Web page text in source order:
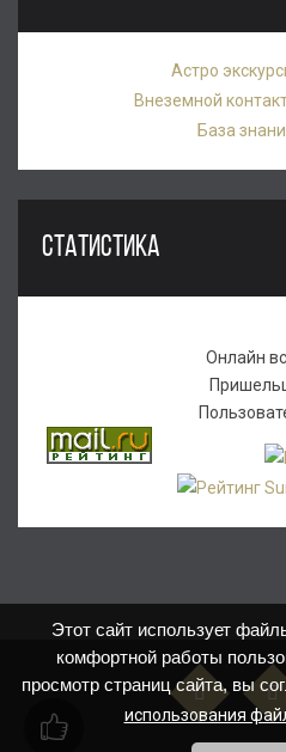
Астро
Внеземной
База
СТАТИСТИКА
Онлайн
Этот сайт использует
комфортной работы
просмотр страниц сайта, вы
использования